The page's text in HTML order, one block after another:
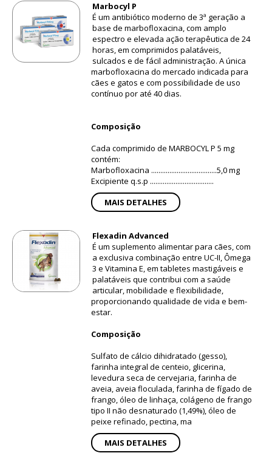
Marbocyl P
É um antibiótico moderno de 3ª geração a
base de marbofloxacina, com amplo
espectro e elevada ação terapêutica de 24
horas, em comprimidos palatáveis,
sulcados e de fácil administração. A única
marbofloxacina do mercado indicada para
cães e gatos e com possibilidade de uso
contínuo por até 40 dias.
Composição
Cada comprimido de MARBOCYL P 5 mg
contém:
Marbofloxacina ....................................5,0 mg
Excipiente q.s.p ...................................
MAIS DETALHES
Flexadin Advanced
É um suplemento alimentar para cães, com
a exclusiva combinação entre UC-II, Ômega
3 e Vitamina E, em tabletes mastigáveis e
palatáveis que contribui com a saúde
articular, mobilidade e flexibilidade,
proporcionando qualidade de vida e bem-
estar.
Composição
Sulfato de cálcio dihidratado (gesso),
farinha integral de centeio, glicerina,
levedura seca de cervejaria, farinha de
aveia, aveia floculada, farinha de fígado de
frango, óleo de linhaça, colágeno de frango
tipo II não desnaturado (1,49%), óleo de
peixe refinado, pectina, ma
MAIS DETALHES